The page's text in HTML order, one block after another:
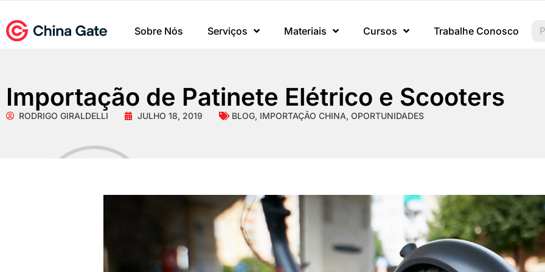
Sobre Nós Serviços Materiais Cursos Trabalhe Conosco
Importação de Patinete Elétrico e Scooters
RODRIGO GIRALDELLI JULHO 18, 2019 BLOG, IMPORTAÇÃO CHINA, OPORTUNIDADES